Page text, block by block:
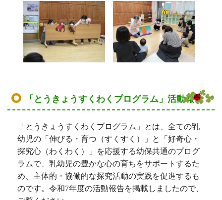
「とうきょうすくわくプログラム」活動報告
「とうきょうすくわくプログラム」とは、全ての乳
幼児の「伸びる・育つ（すくすく）」と「好奇心・
探究心（わくわく）」を応援する幼保共通のプログ
ラムで、乳幼児の豊かな心の育ちをサポートするた
め、主体的・協働的な探究活動の実践を促進するも
のです。令和7年度の活動報告を掲載しましたので、